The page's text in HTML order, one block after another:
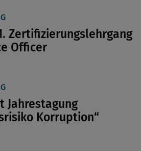
Zertifizierungslehrgang
Officer
Jahrestagung
Korruption“